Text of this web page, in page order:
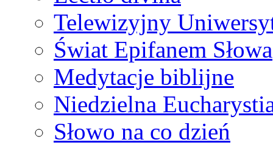
Telewizyjny
Świat Epifanem Słowa
Medytacje biblijne
Niedzielna
Słowo na co dzień